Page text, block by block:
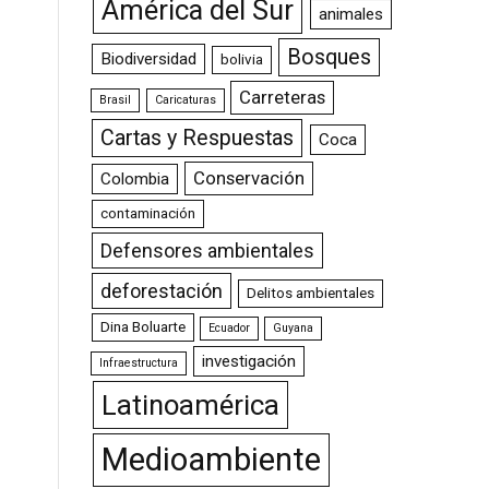
América del Sur animales
Biodiversidad bolivia Bosques
Brasil Caricaturas Carreteras
Cartas y Respuestas
Coca
Colombia
Conservación
contaminación
Defensores ambientales
deforestación
Delitos ambientales
Dina Boluarte Ecuador Guyana
Infraestructura investigación
Latinoamérica
Medioambiente